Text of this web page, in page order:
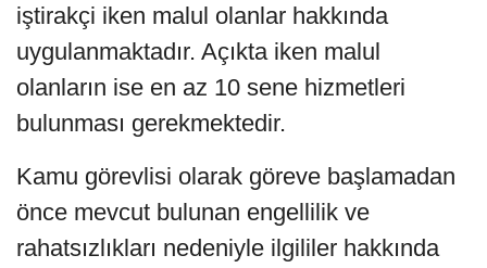
iştirakçi iken malul olanlar hakkında
uygulanmaktadır. Açıkta iken malul
olanların ise en az 10 sene hizmetleri
bulunması gerekmektedir.
Kamu görevlisi olarak göreve başlamadan
önce mevcut bulunan engellilik ve
rahatsızlıkları nedeniyle ilgililer hakkında